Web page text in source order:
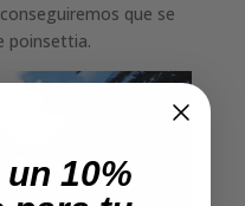
que se
poinsettia.
10%